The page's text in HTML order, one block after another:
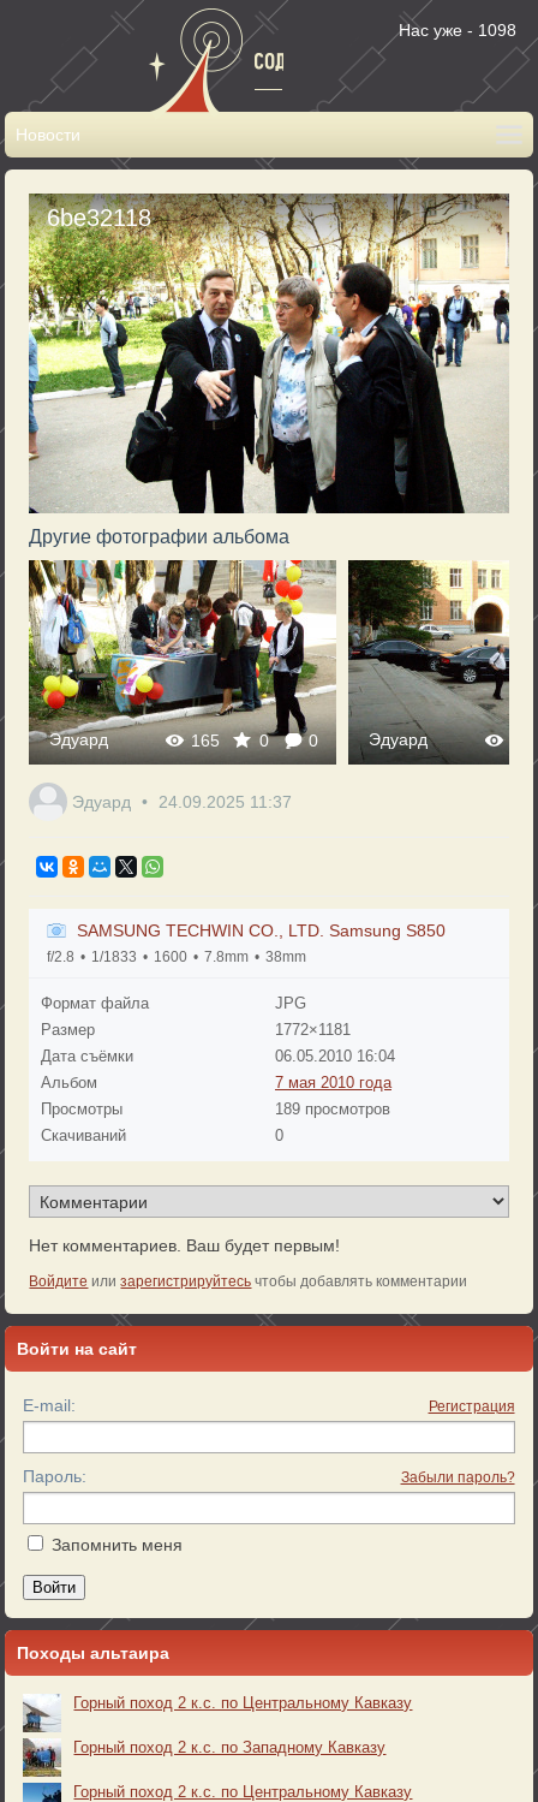
Нас уже - 1098
6be32118
Другие фотографии альбома
165 0 0
Эдуард Эдуард
Эдуард 24.09.2025 11:37
SAMSUNG TECHWIN CO., LTD. Samsung S850
f/2.8 1/1833 1600 7.8mm 38mm
Формат файла
JPG
Размер
1772×1181
Дата съёмки
06.05.2010 16:04
Альбом
7 мая 2010 года
Просмотры
189 просмотров
Скачиваний
0
Нет комментариев. Ваш будет первым!
Войдите илизарегистрируйтесь чтобы добавлять комментарии
Войти на сайт
E-mail: Регистрация
Пароль: Забыли пароль?
Запомнить меня
Войти
Походы альтаира
Горный поход 2 к.с. по Центральному Кавказу
Горный поход 2 к.с. по Западному Кавказу
Горный поход 2 к.с. по Центральному Кавказу